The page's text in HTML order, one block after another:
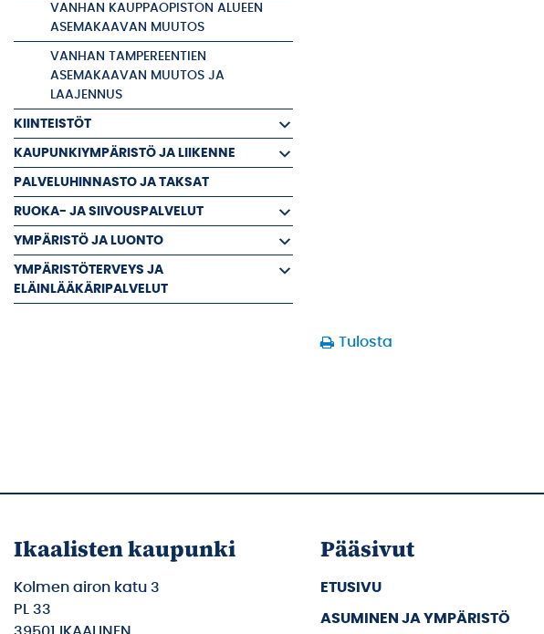
VANHAN KAUPPAOPISTON ALUEEN
ASEMAKAAVAN MUUTOS
VANHAN TAMPEREENTIEN
ASEMAKAAVAN MUUTOS JA
LAAJENNUS
KIINTEISTÖT
KAUPUNKIYMPÄRISTÖ JA LIIKENNE
PALVELUHINNASTO JA TAKSAT
RUOKA- JA SIIVOUSPALVELUT
YMPÄRISTÖ JA LUONTO
YMPÄRISTÖTERVEYS JA
ELÄINLÄÄKÄRIPALVELUT
Tulosta
Ikaalisten kaupunki
Kolmen airon katu 3
PL 33
Pääsivut
ETUSIVU
ASUMINEN JA YMPÄRISTÖ